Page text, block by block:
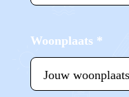
Woonplaats *